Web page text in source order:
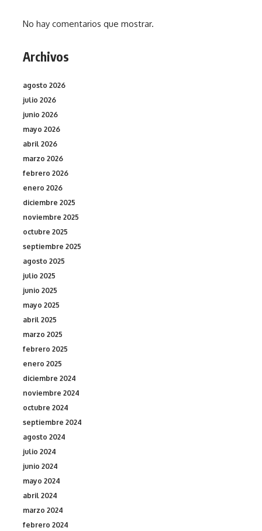
No hay comentarios que mostrar.
Archivos
agosto 2026
julio 2026
junio 2026
mayo 2026
abril 2026
marzo 2026
febrero 2026
enero 2026
diciembre 2025
noviembre 2025
octubre 2025
septiembre 2025
agosto 2025
julio 2025
junio 2025
mayo 2025
abril 2025
marzo 2025
febrero 2025
enero 2025
diciembre 2024
noviembre 2024
octubre 2024
septiembre 2024
agosto 2024
julio 2024
junio 2024
mayo 2024
abril 2024
marzo 2024
febrero 2024